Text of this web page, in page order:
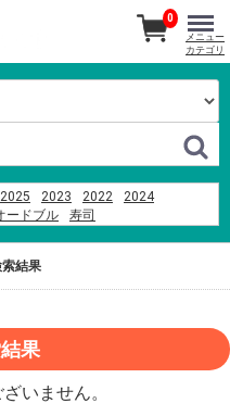
2025 2023 2022
2024
ードブル
寿司
越後名産手造り笹だんご
0
メニュー
カテゴリ
索結果
果
いません。